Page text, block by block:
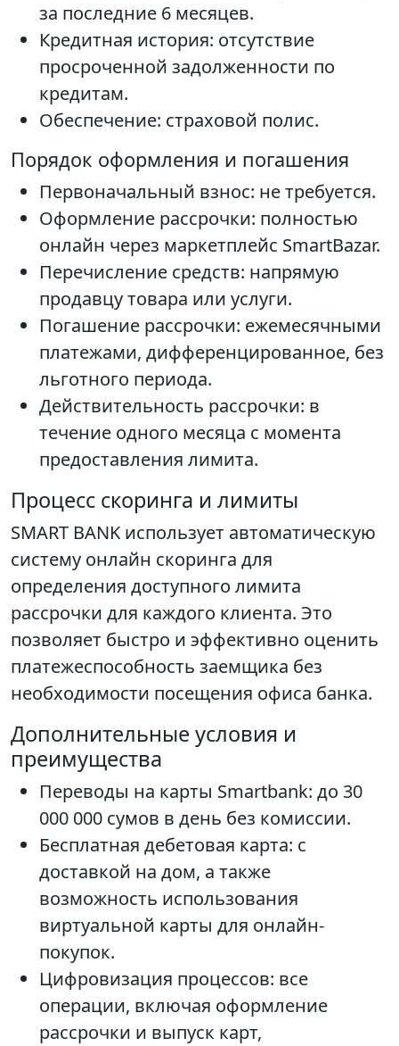
за последние 6 месяцев.
Кредитная история: отсутствие
просроченной задолженности по
кредитам.
Обеспечение: страховой полис.
Порядок оформления и погашения
Первоначальный взнос: не требуется.
Оформление рассрочки: полностью
онлайн через маркетплейс SmartBazar.
Перечисление средств: напрямую
продавцу товара или услуги.
Погашение рассрочки: ежемесячными
платежами, дифференцированное, без
льготного периода.
Действительность рассрочки: в
течение одного месяца с момента
предоставления лимита.
Процесс скоринга и лимиты
SMART BANK использует автоматическую
систему онлайн скоринга для
определения доступного лимита
рассрочки для каждого клиента. Это
позволяет быстро и эффективно оценить
платежеспособность заемщика без
необходимости посещения офиса банка.
Дополнительные условия и
преимущества
Переводы на карты Smartbank: до 30
000 000 сумов в день без комиссии.
Бесплатная дебетовая карта: с
доставкой на дом, а также
возможность использования
виртуальной карты для онлайн-
покупок.
Цифровизация процессов: все
операции, включая оформление
рассрочки и выпуск карт,